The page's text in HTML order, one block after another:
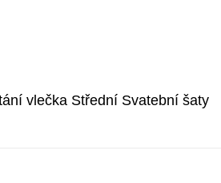
vlečka Střední Svatební šaty